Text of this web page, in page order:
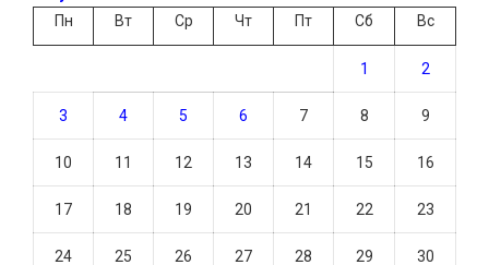
Пн
Вт Ср Чт Пт Сб Вс
1 2
3 4 5 6 7 8 9
10 11 12 13 14 15 16
17 18 19 20 21 22 23
24 25 26 27 28 29 30